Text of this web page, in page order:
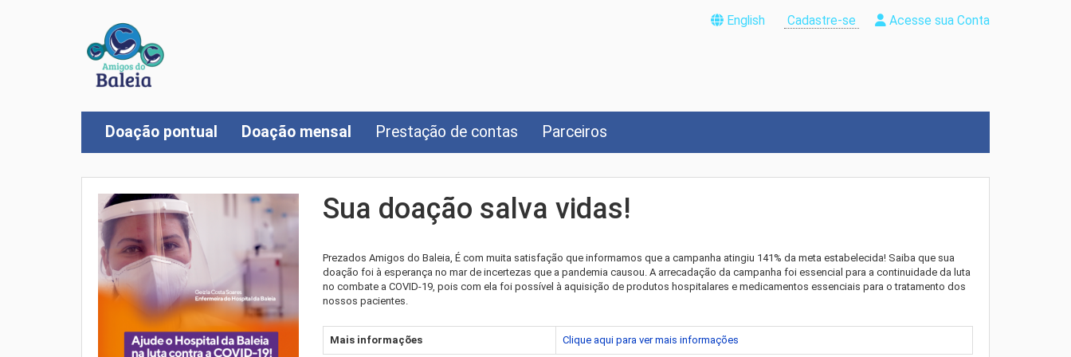
English Cadastre-se Acesse sua Conta
Doação pontual Doação mensal Prestação de contas Parceiros
Sua doação salva vidas!
Prezados Amigos do Baleia, É com muita satisfação que informamos que a campanha atingiu 141% da meta estabelecida! Saiba que sua
doação foi à esperança no mar de incertezas que a pandemia causou. A arrecadação da campanha foi essencial para a continuidade da luta
no combate a COVID-19, pois com ela foi possível à aquisição de produtos hospitalares e medicamentos essenciais para o tratamento dos
nossos pacientes.
Mais informações Clique aqui para ver mais informações